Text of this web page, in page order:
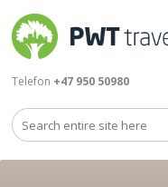
Telefon +47 950 50980